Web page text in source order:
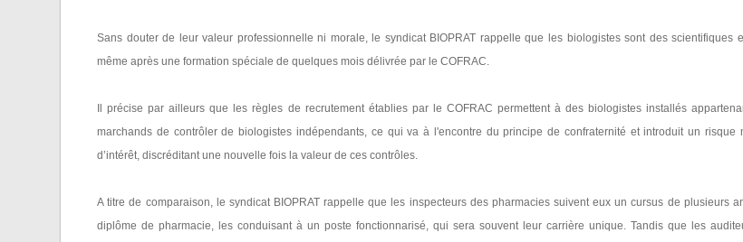
Sans douter de leur valeur professionnelle ni morale, le syndicat BIOPRAT rappelle que les biologistes sont des scientifiques
même après une formation spéciale de quelques mois délivrée par le COFRAC.
Il précise par ailleurs que les règles de recrutement établies par le COFRAC permettent à des biologistes installés
marchands de contrôler de biologistes indépendants, ce qui va à l'encontre du principe de confraternité et introduit un risque
d’intérêt, discréditant une nouvelle fois la valeur de ces contrôles.
A titre de comparaison, le syndicat BIOPRAT rappelle que les inspecteurs des pharmacies suivent eux un cursus de plusieurs
diplôme de pharmacie, les conduisant à un poste fonctionnarisé, qui sera souvent leur carrière unique. Tandis que les